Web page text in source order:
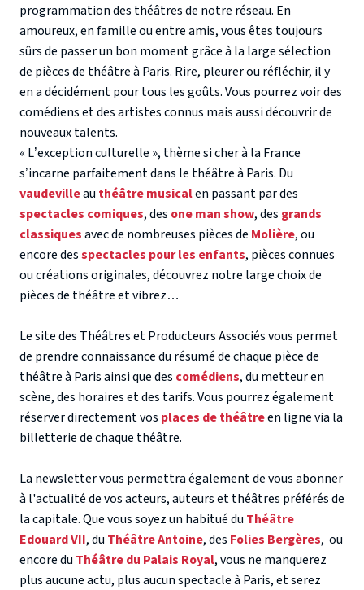
programmation des théâtres de notre réseau. En
amoureux, en famille ou entre amis, vous êtes toujours
sûrs de passer un bon moment grâce à la large sélection
de pièces de théâtre à Paris. Rire, pleurer ou réfléchir, il y
en a décidément pour tous les goûts. Vous pourrez voir des
comédiens et des artistes connus mais aussi découvrir de
nouveaux talents.
« L’exception culturelle », thème si cher à la France
s’incarne parfaitement dans le théâtre à Paris. Du
vaudevilleau théâtre musicalen passant par des
spectacles comiques, des one man show, des grands
classiquesavec de nombreuses pièces de Molière, ou
encore desspectacles pour les enfants, pièces connues
ou créations originales, découvrez notre large choixde
pièces de théâtreet vibrez…
Le site des Théâtres et Producteurs Associés vous permet
de prendre connaissance du résumé de chaque pièce de
théâtre à Parisainsi que des comédiens, du metteur en
scène, des horaires et des tarifs. Vous pourrez également
réserver directement vos places de théâtreen ligne via la
billetterie de chaque théâtre.
La newsletter vous permettra également de vous abonner
à l'actualité de vos acteurs, auteurs et théâtres préférés de
la capitale. Que vous soyez un habitué du Théâtre
Edouard VII, du Théâtre Antoine, des Folies Bergères, ou
encore du Théâtre du Palais Royal, vous ne manquerez
plus aucune actu, plus aucun spectacle à Paris, et serez